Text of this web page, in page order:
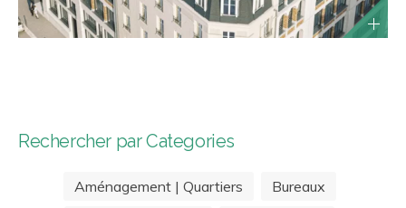
Rechercher par Categories
Aménagement | Quartiers
Bureaux